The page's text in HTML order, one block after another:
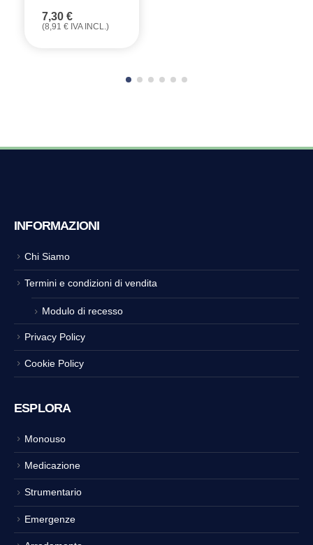
7,30 €
(8,91 € IVA INCL.)
INFORMAZIONI
Chi Siamo
Termini e condizioni di vendita
Modulo di recesso
Privacy Policy
Cookie Policy
ESPLORA
Monouso
Medicazione
Strumentario
Emergenze